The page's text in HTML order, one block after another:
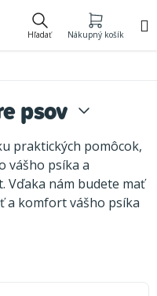
Hľadať Nákupný košík
psov
praktických pomôcok,
vášho psíka a
Vďaka nám budete mať
a komfort vášho psíka